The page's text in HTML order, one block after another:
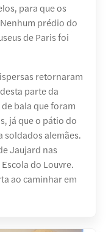
para que os
prédio do
de Paris foi
retornaram
parte da
bala que foram
já que o pátio do
soldados alemães.
Jaujard nas
do Louvre.
ao caminhar em